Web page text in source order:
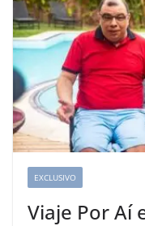
EXCLUSIVO
Viaje Por Aí